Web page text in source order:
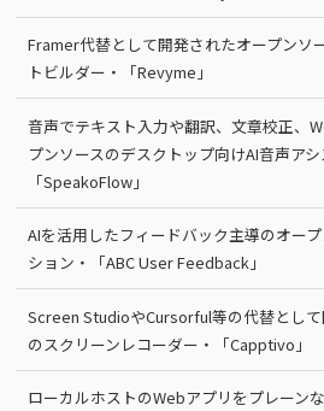
Framer代替として開発されたオープンソ
トビルダー・「Revyme」
音声でテキスト入力や翻訳、文章校正、
プンソースのデスクトップ向けAI音声アシ
「SpeakoFlow」
AIを活用したフィードバック主導のオー
ション・「ABC User Feedback」
Screen StudioやCursorful等の代替とし
のスクリーンレコーダー・「Capptivo」
ローカルホストのWebアプリをプレーン